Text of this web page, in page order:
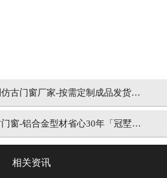
古门窗厂家-按需定制成品发货
窗-铝合金型材省心30年「冠墅阳
相关资讯